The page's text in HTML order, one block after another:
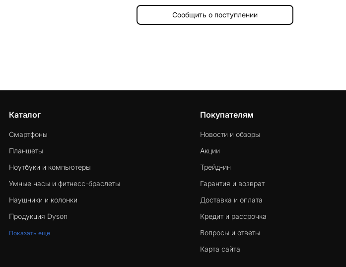
Сообщить о поступлении
Каталог
Смартфоны
Планшеты
Ноутбуки и компьютеры
Умные часы и фитнесс-браслеты
Наушники и колонки
Продукция Dyson
Показать еще
Покупателям
Новости и обзоры
Акции
Трейд-ин
Гарантия и возврат
Доставка и оплата
Кредит и рассрочка
Вопросы и ответы
Карта сайта